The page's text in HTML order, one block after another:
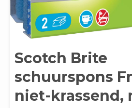
Scotch Brite
schuurspons
niet-krassend,